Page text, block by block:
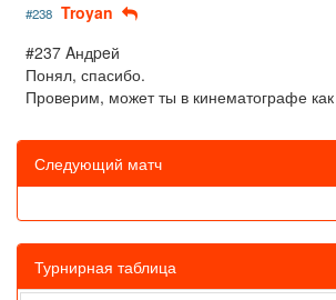
#238 Troyan
#237 Aндpeй
Понял, спасибо.
Проверим, может ты в кинематографе как
Следующий матч
Турнирная таблица